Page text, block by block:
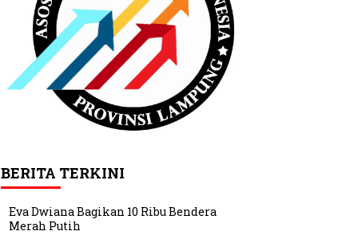
BERITA TERKINI
Eva Dwiana Bagikan 10 Ribu Bendera
Merah Putih